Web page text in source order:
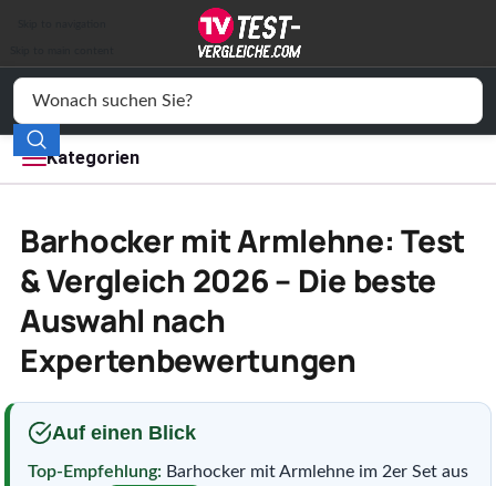
Kategorien
Elektronik
Freizeit
Wohnen
Service
Vergleichssiegel
Barhocker mit Armlehne: Test
& Vergleich 2026 – Die beste
Auswahl nach
Expertenbewertungen
Auf einen Blick
Top-Empfehlung: Barhocker mit Armlehne im 2er Set aus